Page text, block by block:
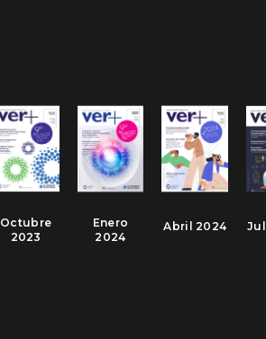
Abril 2024
Enero
2024
Octubre
2023